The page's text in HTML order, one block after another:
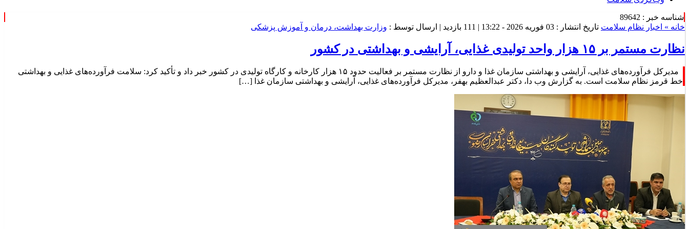
شناسه خبر : 89642
خانه » اخبار نظام سلامت تاریخ انتشار : 03 فوریه 2026 - 13:22 | 111 بازدید | ارسال توسط : وزارت بهداشت، درمان و آموزش پزشکی
نظارت مستمر بر ۱۵ هزار واحد تولیدی غذایی، آرایشی و بهداشتی در کشور
مدیرکل فرآورده‌های غذایی، آرایشی و بهداشتی سازمان غذا و دارو از نظارت مستمر بر فعالیت حدود ۱۵ هزار کارخانه و کارگاه تولیدی در کشور خبر داد و تأکید کرد: سلامت فرآورده‌های غذایی و بهداشتی
خط قرمز نظام سلامت است. به گزارش وب دا، دکتر عبدالعظیم بهفر، مدیرکل فرآورده‌های غذایی، آرایشی و بهداشتی سازمان غذا […]